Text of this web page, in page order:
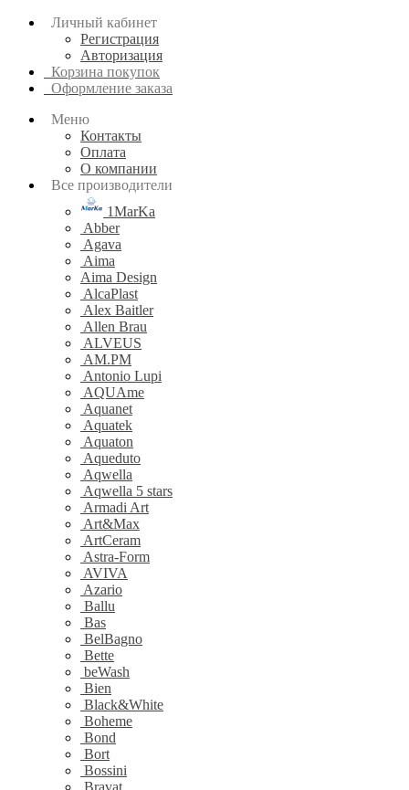
Личный кабинет
Регистрация
Авторизация
Корзина покупок
Оформление заказа
Меню
Контакты
Оплата
О компании
Все производители
1MarKa
Abber
Agava
Aima
Aima Design
AlcaPlast
Alex Baitler
Allen Brau
ALVEUS
AM.PM
Antonio Lupi
AQUAme
Aquanet
Aquatek
Aquaton
Aqueduto
Aqwella
Aqwella 5 stars
Armadi Art
Art&Max
ArtCeram
Astra-Form
AVIVA
Azario
Ballu
Bas
BelBagno
Bette
beWash
Bien
Black&White
Boheme
Bond
Bort
Bossini
Bravat